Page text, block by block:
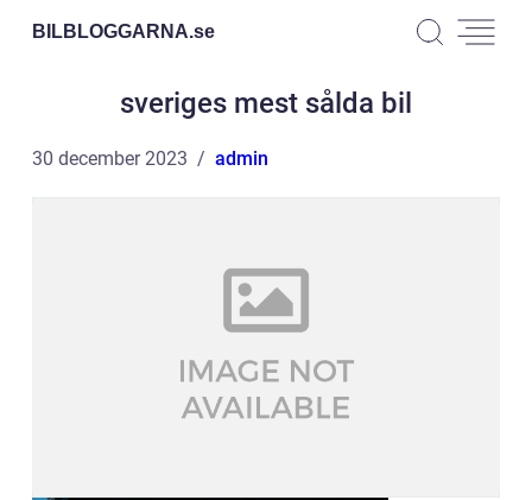
BILBLOGGARNA.se
sveriges mest sålda bil
30 december 2023 admin